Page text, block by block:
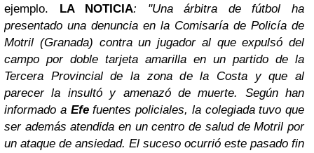
ejemplo. LA NOTICIA: "Una árbitra de fútbol ha
presentado una denuncia en la Comisaría de Policía de
Motril (Granada) contra un jugador al que expulsó del
campo por doble tarjeta amarilla en un partido de la
Tercera Provincial de la zona de la Costa y que al
parecer la insultó y amenazó de muerte. Según han
informado a Efefuentes policiales, la colegiada tuvo que
ser además atendida en un centro de salud de Motril por
un ataque de ansiedad. El suceso ocurrió este pasado fin